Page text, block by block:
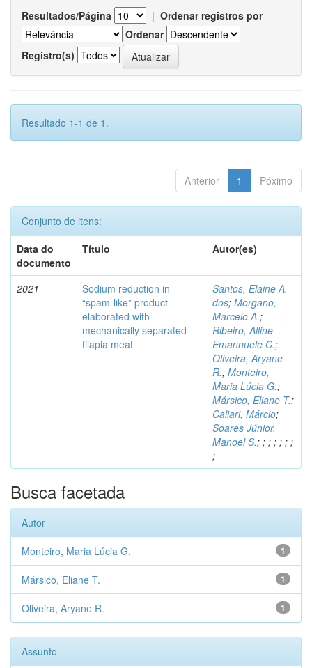
Resultados/Página | Ordenar registros por
Ordenar
Registro(s)
Resultado 1-1 de 1.
Anterior 1 Póximo
Conjunto de itens:
Data do
documento
Título Autor(es)
2021
Sodium reduction in
“spam-like” product
elaborated with
mechanically separated
tilapia meat
Santos, Elaine A.
dos; Morgano,
Marcelo A.;
Ribeiro, Alline
Emannuele C.;
Oliveira, Aryane
R.; Monteiro,
Maria Lúcia G.;
Mársico, Eliane T.;
Caliari, Márcio;
Soares Júnior,
Manoel S.; ; ; ; ; ; ;
;
Busca facetada
Autor
1
Monteiro, Maria Lúcia G.
1
Mársico, Eliane T.
1
Oliveira, Aryane R.
Assunto